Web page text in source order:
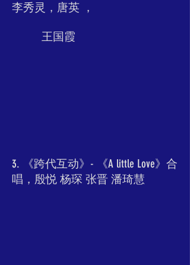
李秀灵，唐英 ，
王国霞
3. 《跨代互动》- 《A little Love》合
唱，殷悦 杨琛 张晋 潘琦慧